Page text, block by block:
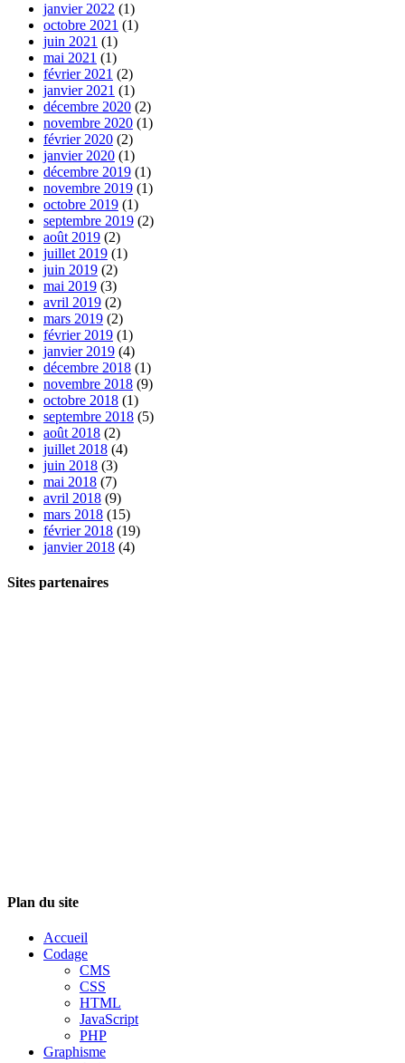
janvier 2022 (1)
octobre 2021 (1)
juin 2021 (1)
mai 2021 (1)
février 2021 (2)
janvier 2021 (1)
décembre 2020 (2)
novembre 2020 (1)
février 2020 (2)
janvier 2020 (1)
décembre 2019 (1)
novembre 2019 (1)
octobre 2019 (1)
septembre 2019 (2)
août 2019 (2)
juillet 2019 (1)
juin 2019 (2)
mai 2019 (3)
avril 2019 (2)
mars 2019 (2)
février 2019 (1)
janvier 2019 (4)
décembre 2018 (1)
novembre 2018 (9)
octobre 2018 (1)
septembre 2018 (5)
août 2018 (2)
juillet 2018 (4)
juin 2018 (3)
mai 2018 (7)
avril 2018 (9)
mars 2018 (15)
février 2018 (19)
janvier 2018 (4)
Sites partenaires
Plan du site
Accueil
Codage
CMS
CSS
HTML
JavaScript
PHP
Graphisme